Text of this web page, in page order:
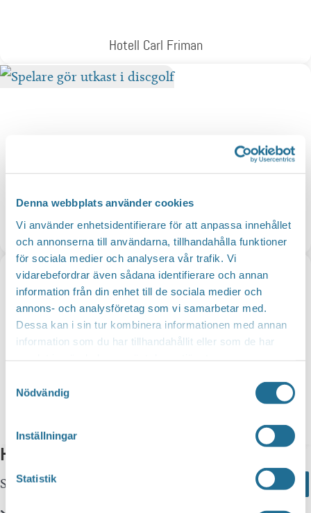
Denna webbplats använder cookies
Vi använder enhetsidentifierare för att anpassa innehållet
och annonserna till användarna, tillhandahålla funktioner
för sociala medier och analysera vår trafik. Vi
vidarebefordrar även sådana identifierare och annan
information från din enhet till de sociala medier och
annons- och analysföretag som vi samarbetar med.
Dessa kan i sin tur kombinera informationen med annan
information som du har tillhandahållit eller som de har
Nödvändig
Inställningar
Statistik
Hotell Carl Friman
Motala discgolfbana i Bondebacka
Hittar du inte vad du söker?
Sök här... Search